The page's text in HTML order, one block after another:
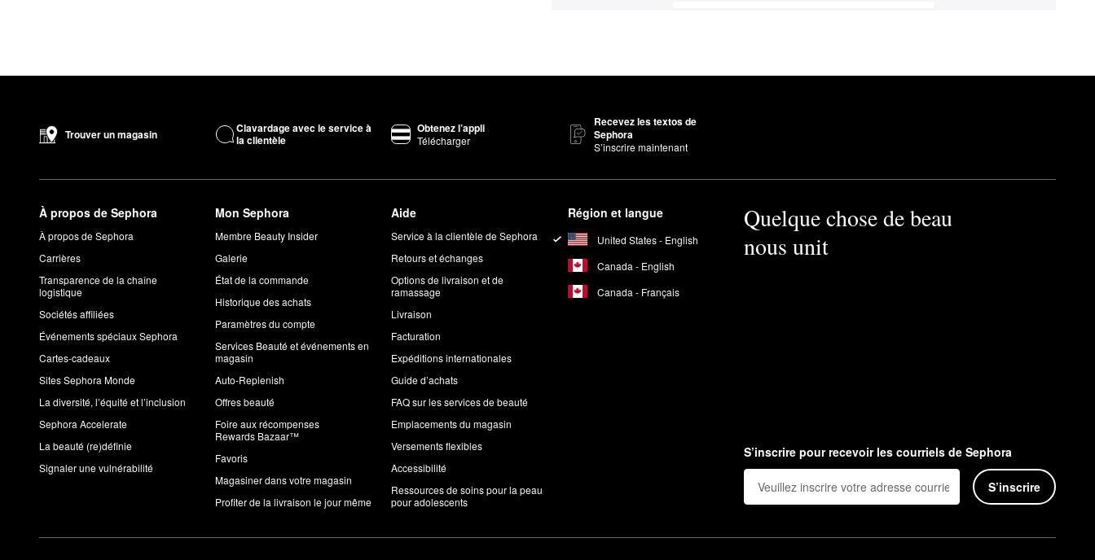
Trouver un magasin
Clavardage avec le service à
la clientèle
Obtenez l’appli
Télécharger
Recevez les textos de
Sephora
S’inscrire maintenant
À propos de Sephora
À propos de Sephora
Carrières
Transparence de la chaîne
logistique
Sociétés affiliées
Événements spéciaux Sephora
Cartes-cadeaux
Sites Sephora Monde
La diversité, l’équité et l’inclusion
Sephora Accelerate
La beauté (re)définie
Signaler une vulnérabilité
Mon Sephora
Membre Beauty Insider
Galerie
État de la commande
Historique des achats
Paramètres du compte
Services Beauté et événements en
magasin
Auto-Replenish
Offres beauté
Foire aux récompenses
Rewards Bazaar™
Favoris
Magasiner dans votre magasin
Profiter de la livraison le jour même
Aide
Service à la clientèle de Sephora
Retours et échanges
Options de livraison et de
ramassage
Livraison
Facturation
Expéditions internationales
Guide d’achats
FAQ sur les services de beauté
Emplacements du magasin
Versements flexibles
Accessibilité
Ressources de soins pour la peau
pour adolescents
Région et langue
United States - English
Canada - English
Canada - Français
Quelque chose de beau
nous unit
S’inscrire pour recevoir les courriels de Sephora
S’inscrire